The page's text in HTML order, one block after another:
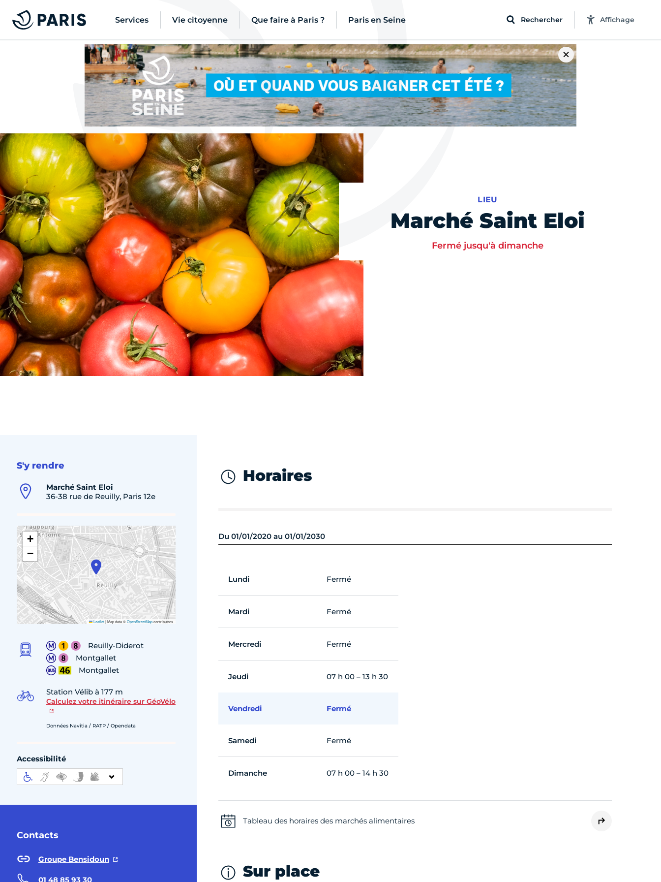
Services Vie citoyenne Que faire à Paris ? Paris en Seine Rechercher Affichage
LIEU
Marché Saint Eloi
Fermé jusqu'à dimanche
S'y rendre
Marché Saint Eloi
36-38 rue de Reuilly, Paris 12e
+
−
Leaflet|Map data ©OpenStreetMapcontributors
Reuilly-Diderot
Montgallet
Montgallet
Station Vélib à 177 m
Calculez votre itinéraire sur GéoVélo
Données Navitia / RATP / Opendata
Accessibilité
Contacts
Groupe Bensidoun
01 48 85 93 30
Horaires
Du 01/01/2020 au 01/01/2030
Lundi Fermé
Mardi Fermé
Mercredi Fermé
Jeudi 07 h 00 – 13 h 30
Vendredi Fermé
Samedi Fermé
Dimanche 07 h 00 – 14 h 30
Tableau des horaires des marchés alimentaires
Sur place